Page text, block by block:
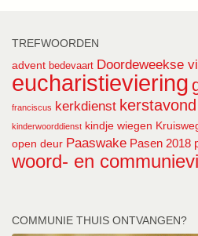
TREFWOORDEN
advent bedevaart Doordeweekse
eucharistieviering
franciscus kerkdienst kerstavond
kinderwoorddienst kindje wiegen
open deur Paaswake Pasen 2018
woord- en
COMMUNIE THUIS ONTVANGEN?